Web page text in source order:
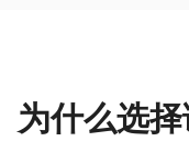
为什么选